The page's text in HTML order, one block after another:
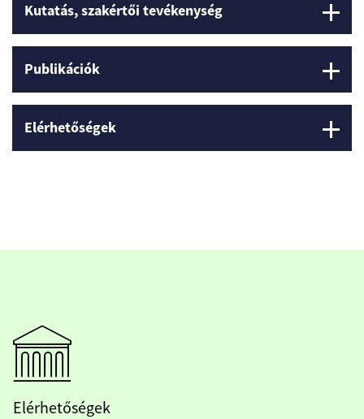
Kutatás, szakértői tevékenység
Publikációk
Elérhetőségek
Elérhetőségek